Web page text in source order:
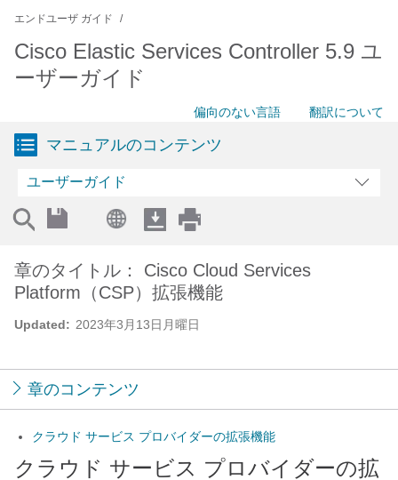
エンドユーザ ガイド
Cisco Elastic Services Controller 5.9 ユ
ーザーガイド
偏向のない言語 翻訳について
マニュアルのコンテンツ
ユーザーガイド
Updated: 2023年3月13日月曜日
章のタイトル： Cisco Cloud Services
Platform（CSP）拡張機能
章のコンテンツ
クラウド サービス プロバイダーの拡張機能
クラウド サービス プロバイダーの拡